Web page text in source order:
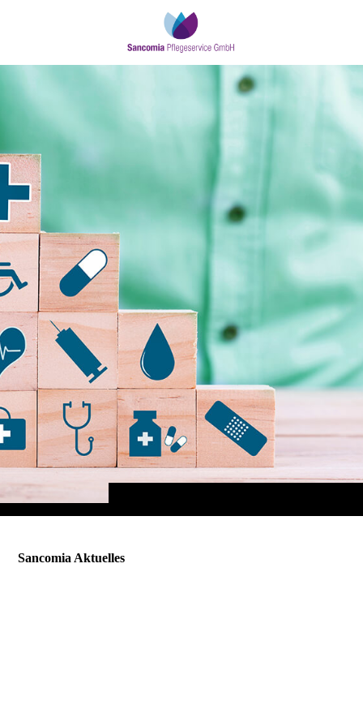
Sancomia Aktuelles